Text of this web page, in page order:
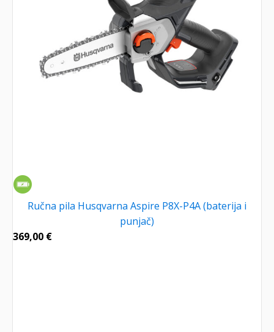
Ručna pila Husqvarna Aspire P8X-P4A (baterija i
punjač)
369,00 €